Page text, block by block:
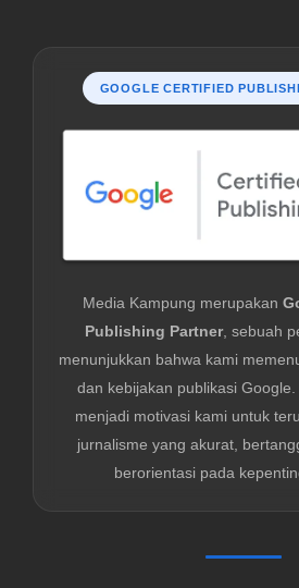
GOOGLE CERTIFIED
Media Kampung merupakan
Publishing Partner, sebuah
menunjukkan bahwa kami
dan kebijakan publikasi
menjadi motivasi kami untuk
jurnalisme yang akurat,
berorientasi pada